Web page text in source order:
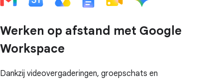
Werken op afstand met Google
Workspace
Dankzij videovergaderingen, groepschats en